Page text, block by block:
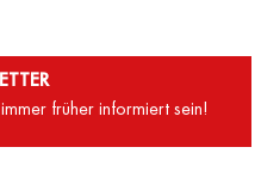
früher informiert sein!